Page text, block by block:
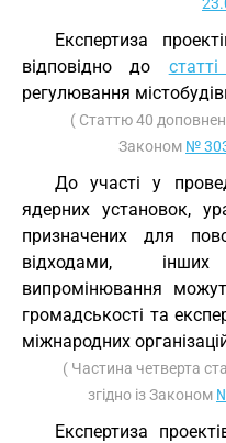
Експертиза
відповідно до
регулювання
( Статтю 40
Законом №
До участі у
ядерних установок,
призначених для
відходами,
випромінювання
громадськості та
міжнародних
( Частина четверта
згідно із Законом
Експертиза